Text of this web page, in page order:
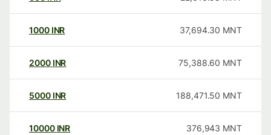
1000 INR 37,694.30 MNT
2000 INR 75,388.60 MNT
5000 INR 188,471.50 MNT
10000 INR 376,943 MNT